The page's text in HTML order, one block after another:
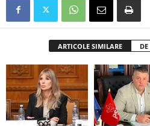
ARTICOLE SIMILARE